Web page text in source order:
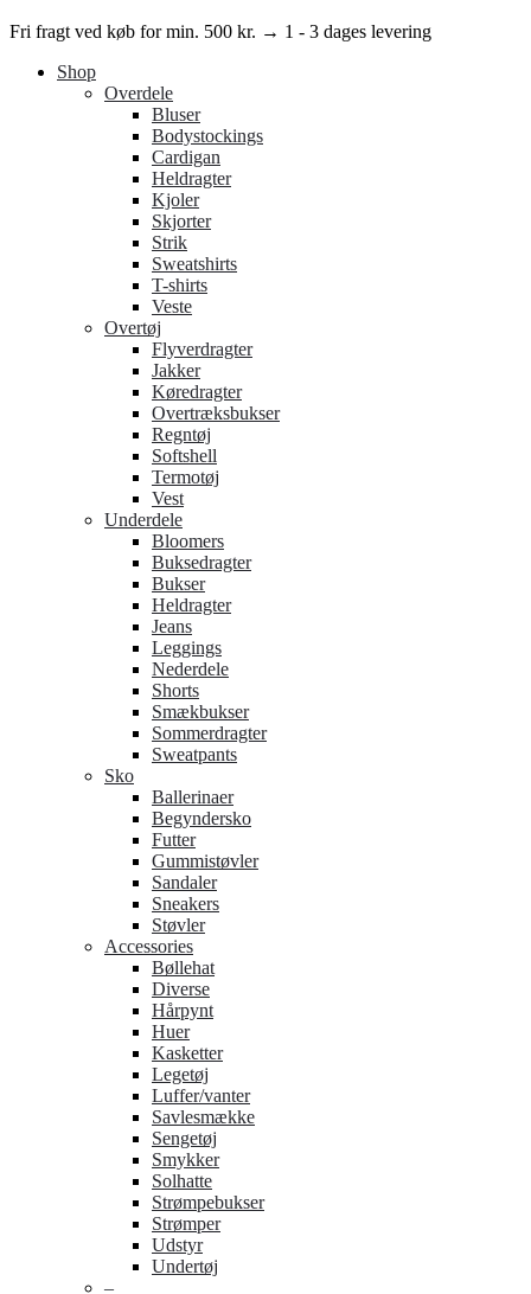
Close
Fri fragt ved køb for min. 500 kr. → 1 - 3 dages levering
Shop
Overdele
Bluser
Bodystockings
Cardigan
Heldragter
Kjoler
Skjorter
Strik
Sweatshirts
T-shirts
Veste
Overtøj
Flyverdragter
Jakker
Køredragter
Overtræksbukser
Regntøj
Softshell
Termotøj
Vest
Underdele
Bloomers
Buksedragter
Bukser
Heldragter
Jeans
Leggings
Nederdele
Shorts
Smækbukser
Sommerdragter
Sweatpants
Sko
Ballerinaer
Begyndersko
Futter
Gummistøvler
Sandaler
Sneakers
Støvler
Accessories
Bøllehat
Diverse
Hårpynt
Huer
Kasketter
Legetøj
Luffer/vanter
Savlesmække
Sengetøj
Smykker
Solhatte
Strømpebukser
Strømper
Udstyr
Undertøj
–